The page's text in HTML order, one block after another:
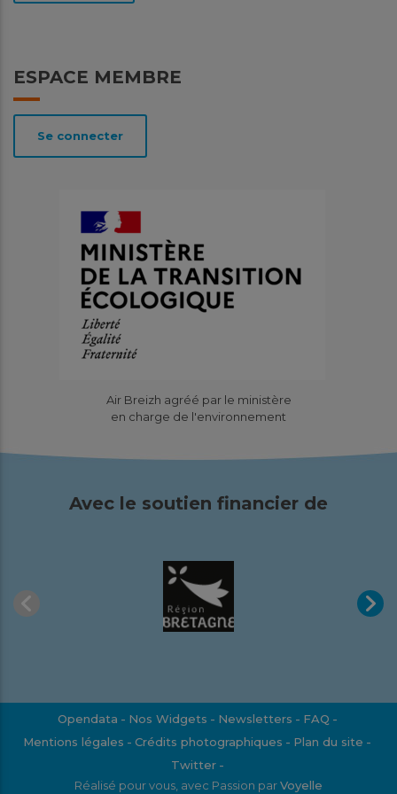
ESPACE MEMBRE
Se connecter
Air Breizh agréé par le ministère
en charge de l'environnement
Avec le soutien financier de
Opendata Nos Widgets Newsletters
FAQ
Mentions légales
Crédits photographiques
Plan du site
Twitter
Réalisé pour vous, avec Passion parVoyelle